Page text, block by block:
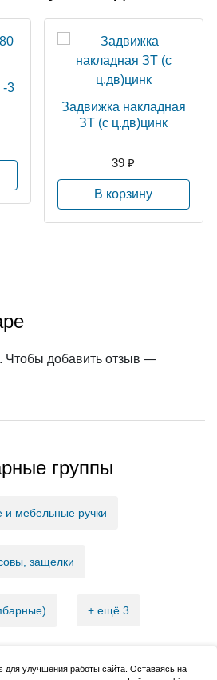
-3
Задвижка накладная
ЗТ (с ц.дв)цинк
39 ₽
В корзину
Чтобы добавить отзыв —
группы
и мебельные ручки
защелки
+ ещё 3
улучшения работы сайта. Оставаясь на